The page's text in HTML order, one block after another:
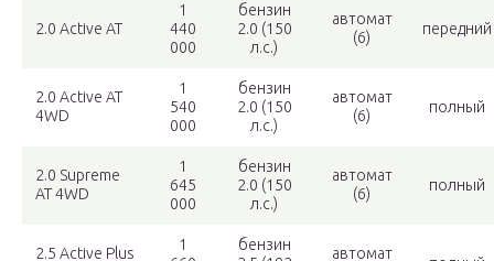
2.0 Active AT
1
440
000
бензин
2.0 (150
л.с.)
автомат
(6)
передний
2.0 Active AT
4WD
1
540
000
бензин
2.0 (150
л.с.)
автомат
(6)
полный
2.0 Supreme
AT 4WD
1
645
000
бензин
2.0 (150
л.с.)
автомат
(6)
полный
2.5 Active Plus
1
бензин
автомат